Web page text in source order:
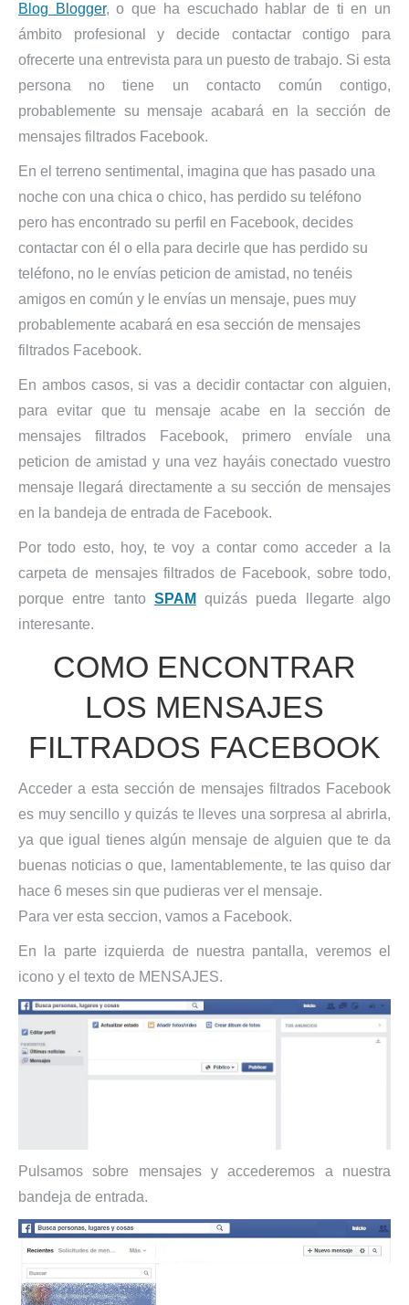
Blog Blogger, o que ha escuchado hablar de ti en un
ámbito profesional y decide contactar contigo para
ofrecerte una entrevista para un puesto de trabajo. Si esta
persona no tiene un contacto común contigo,
probablemente su mensaje acabará en la sección de
mensajes filtrados Facebook.
En el terreno sentimental, imagina que has pasado una
noche con una chica o chico, has perdido su teléfono
pero has encontrado su perfil en Facebook, decides
contactar con él o ella para decirle que has perdido su
teléfono, no le envías peticion de amistad, no tenéis
amigos en común y le envías un mensaje, pues muy
probablemente acabará en esa sección de mensajes
filtrados Facebook.
En ambos casos, si vas a decidir contactar con alguien,
para evitar que tu mensaje acabe en la sección de
mensajes filtrados Facebook, primero envíale una
peticion de amistad y una vez hayáis conectado vuestro
mensaje llegará directamente a su sección de mensajes
en la bandeja de entrada de Facebook.
Por todo esto, hoy, te voy a contar como acceder a la
carpeta de mensajes filtrados de Facebook, sobre todo,
porque entre tanto SPAM
quizás pueda llegarte algo
interesante.
COMO ENCONTRAR
LOS MENSAJES
FILTRADOS FACEBOOK
Acceder a esta sección de mensajes filtrados Facebook
es muy sencillo y quizás te lleves una sorpresa al abrirla,
ya que igual tienes algún mensaje de alguien que te da
buenas noticias o que, lamentablemente, te las quiso dar
hace 6 meses sin que pudieras ver el mensaje.
Para ver esta seccion, vamos a Facebook.
En la parte izquierda de nuestra pantalla, veremos el
icono y el texto de MENSAJES.
Pulsamos sobre mensajes y accederemos a nuestra
bandeja de entrada.